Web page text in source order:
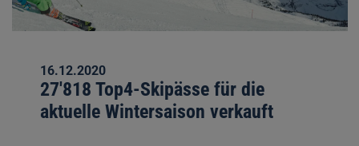
16.12.2020
27'818 Top4-Skipässe für die
aktuelle Wintersaison verkauft